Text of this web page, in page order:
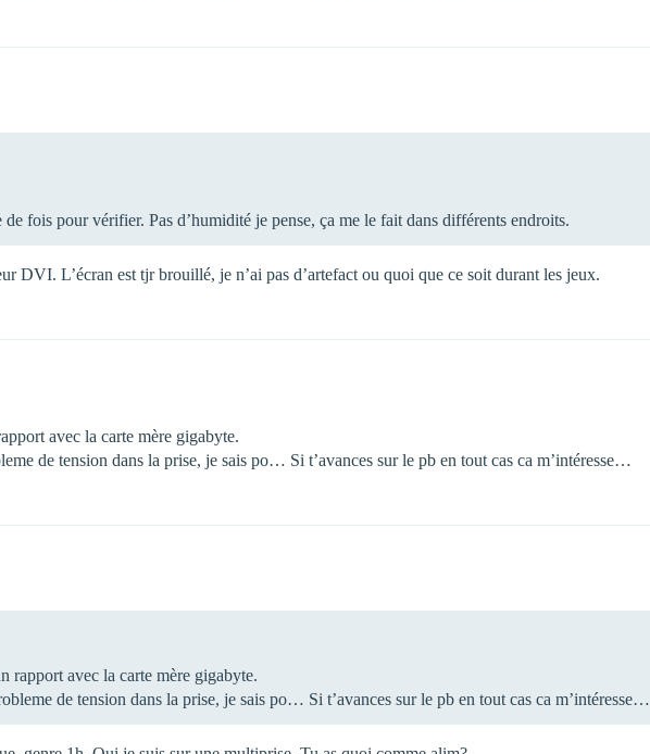
fois pour vérifier. Pas d’humidité je pense, ça me le fait dans différents endroits.
DVI. L’écran est tjr brouillé, je n’ai pas d’artefact ou quoi que ce soit durant les jeux.
avec la carte mère gigabyte.
de tension dans la prise, je sais po… Si t’avances sur le pb en tout cas ca m’intéresse…
rapport avec la carte mère gigabyte.
de tension dans la prise, je sais po… Si t’avances sur le pb en tout cas ca m’intéresse…